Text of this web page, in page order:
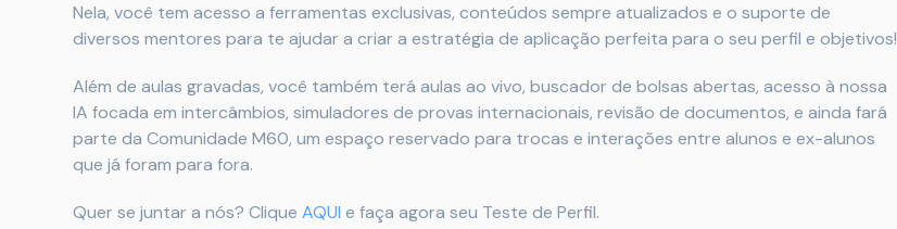
Nela, você tem acesso a ferramentas exclusivas, conteúdos sempre atualizados e o suporte de
diversos mentores para te ajudar a criar a estratégia de aplicação perfeita para o seu perfil e objetivos!
Além de aulas gravadas, você também terá aulas ao vivo, buscador de bolsas abertas, acesso à nossa
IA focada em intercâmbios, simuladores de provas internacionais, revisão de documentos, e ainda fará
parte da Comunidade M60, um espaço reservado para trocas e interações entre alunos e ex-alunos
que já foram para fora.
Quer se juntar a nós? Clique AQUI e faça agora seu Teste de Perfil.